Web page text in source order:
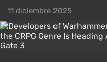
11 diciembre 2025